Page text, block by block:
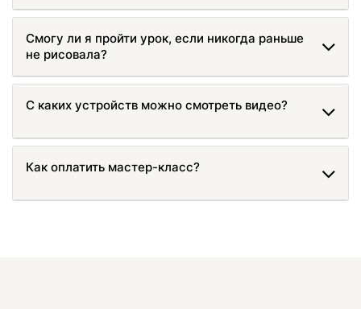
Смогу ли я пройти урок, если никогда раньше
не рисовала?
С каких устройств можно смотреть видео?
Как оплатить мастер-класс?